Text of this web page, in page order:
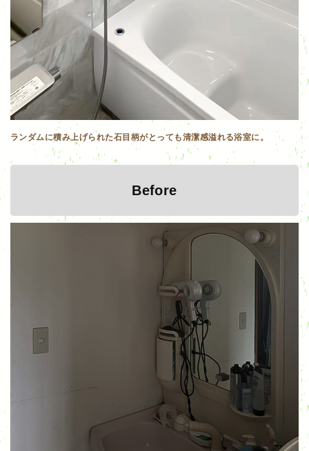
ランダムに積み上げられた石目柄がとっても清潔感溢れる浴室に。
Before